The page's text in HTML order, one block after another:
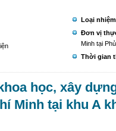
Loại
Đơn vị
Minh tại
Thời gian
học, xây
Minh tại khu A